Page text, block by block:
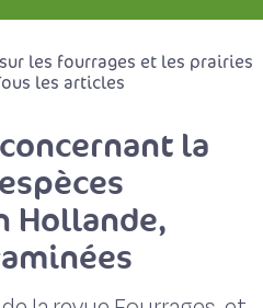
les fourrages et les prairies
les articles
la
Hollande,